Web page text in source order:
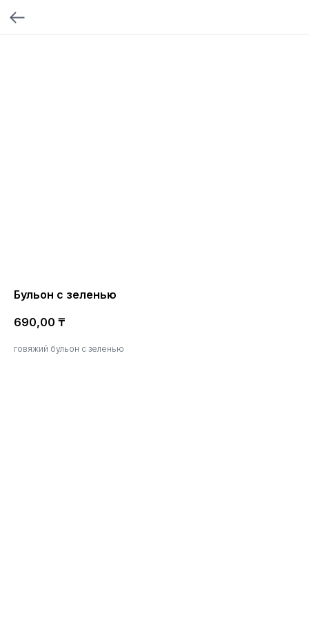
Бульон с зеленью
690,00 ₸
говяжий бульон с зеленью